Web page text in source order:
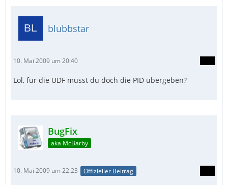
blubbstar
10. Mai 2009 um 20:40
Lol, für die UDF musst du doch die PID übergeben?
BugFix
aka McBarby
10. Mai 2009 um 22:23 Offizieller Beitrag